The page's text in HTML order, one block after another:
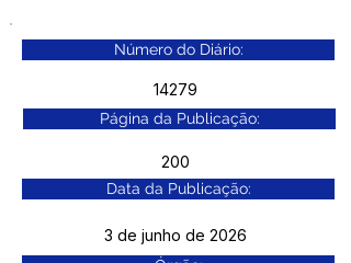
Número do Diário:
14279
Página da Publicação:
200
Data da Publicação:
3 de junho de 2026